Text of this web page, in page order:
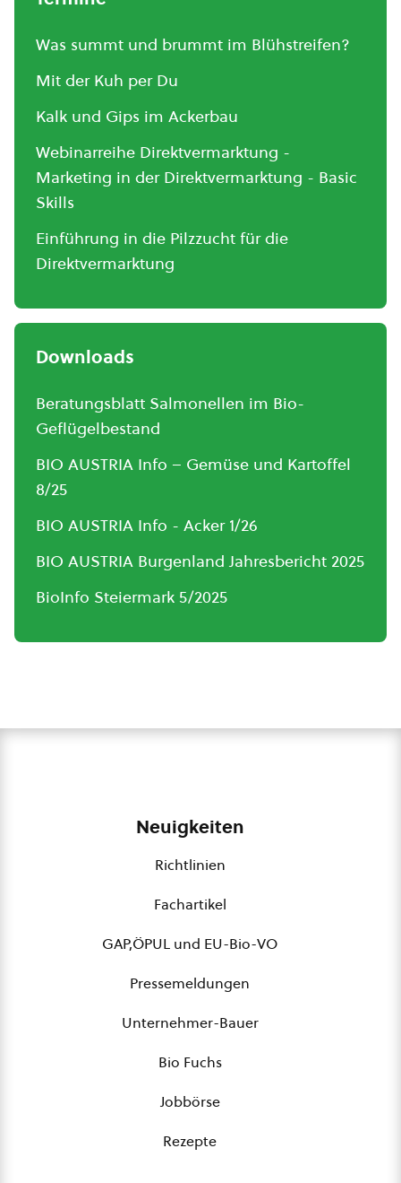
Was summt und brummt im Blühstreifen?
Mit der Kuh per Du
Kalk und Gips im Ackerbau
Webinarreihe Direktvermarktung -
Marketing in der Direktvermarktung - Basic
Skills
Einführung in die Pilzzucht für die
Direktvermarktung
Downloads
Beratungsblatt Salmonellen im Bio-
Geflügelbestand
BIO AUSTRIA Info – Gemüse und Kartoffel
8/25
BIO AUSTRIA Info - Acker 1/26
BIO AUSTRIA Burgenland Jahresbericht 2025
BioInfo Steiermark 5/2025
Neuigkeiten
Richtlinien
Fachartikel
GAP,ÖPUL und EU-Bio-VO
Pressemeldungen
Unternehmer-Bauer
Bio Fuchs
Jobbörse
Rezepte